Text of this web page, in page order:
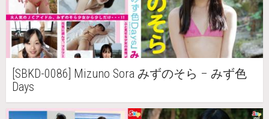
[SBKD-0086] Mizuno Sora みずのそら – みず色
Days